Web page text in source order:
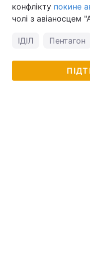
конфлікту покине
чолі з авіаносцем
ІДІЛ Пентагон